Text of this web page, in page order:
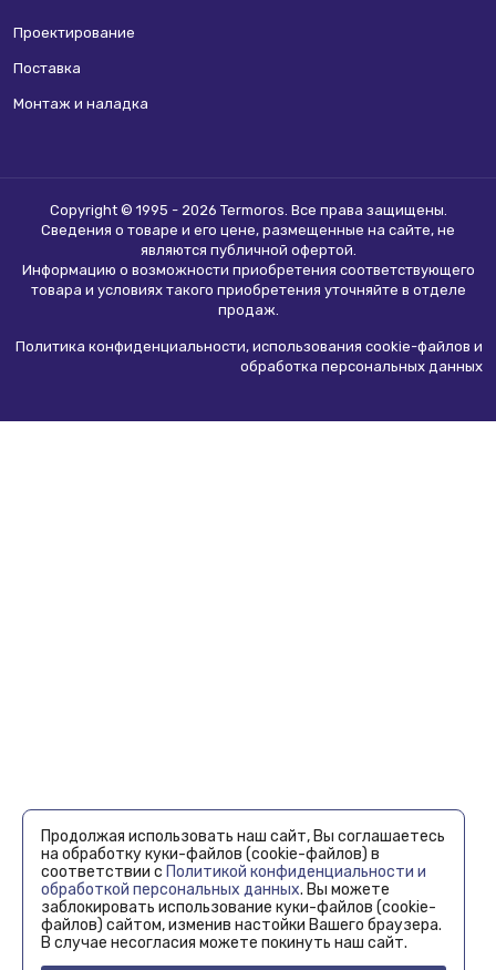
Проектирование
Поставка
Монтаж и наладка
Copyright © 1995 - 2026 Termoros. Все права защищены.
Сведения о товаре и его цене, размещенные на сайте, не
являются публичной офертой.
Информацию о возможности приобретения соответствующего
товара и условиях такого приобретения уточняйте в отделе
продаж.
Политика конфиденциальности, использования сookie-файлов и
обработка персональных данных
Продолжая использовать наш сайт, Вы соглашаетесь
на обработку куки-файлов (cookie-файлов) в
соответствии с Политикой конфиденциальности и
обработкой персональных данных. Вы можете
заблокировать использование куки-файлов (cookie-
файлов) сайтом, изменив настойки Вашего браузера.
В случае несогласия можете покинуть наш сайт.